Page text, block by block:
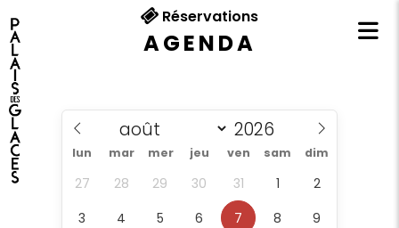
Réservations
AGENDA
lun mar mer jeu ven sam dim
27 28 29 30 31 1
2
3
4 5 6 7 8
9